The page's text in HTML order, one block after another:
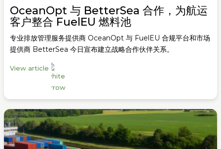
OceanOpt 与 BetterSea 合作，为航运
客户整合 FuelEU 燃料池
专业排放管理服务提供商 OceanOpt 与 FuelEU 合规平台和市场
提供商 BetterSea 今日宣布建立战略合作伙伴关系。
View article